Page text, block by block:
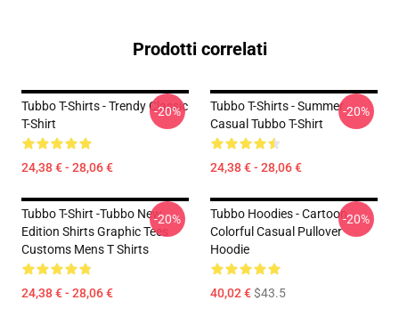
Prodotti correlati
Tubbo T-Shirts - Trendy Classic
T-Shirt
24,38 € - 28,06 €
-20%
Tubbo T-Shirts - Summer
Casual Tubbo T-Shirt
24,38 € - 28,06 €
-20%
Tubbo T-Shirt -Tubbo New
Edition Shirts Graphic Tees
Customs Mens T Shirts
24,38 € - 28,06 €
-20%
Tubbo Hoodies - Cartoon
Colorful Casual Pullover
Hoodie
40,02 €$43.5
-20%